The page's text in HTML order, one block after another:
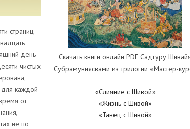
страниц
день
чистых
для каждой
от
не по
Скачать книги онлайн PDF Садгуру
Субрамуниясвами из трилогии «Мастер-
«Слияние с Шивой»
«Жизнь с Шивой»
«Танец с Шивой»